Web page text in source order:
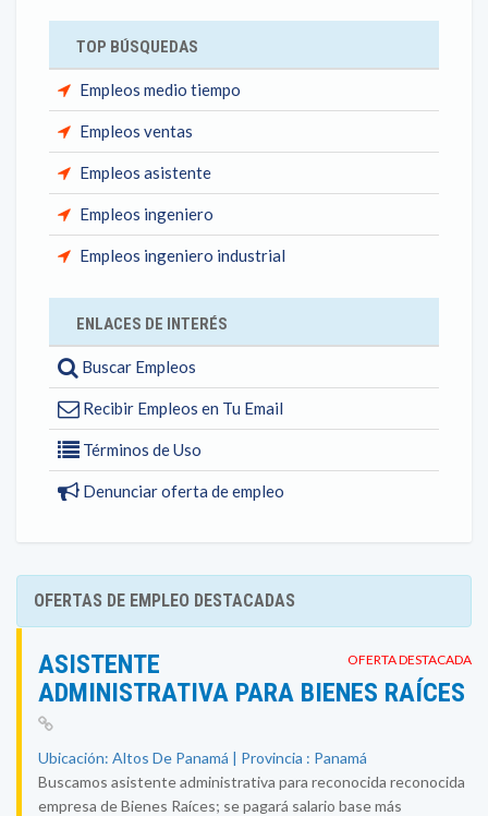
TOP BÚSQUEDAS
Empleos medio tiempo
Empleos ventas
Empleos asistente
Empleos ingeniero
Empleos ingeniero industrial
ENLACES DE INTERÉS
Buscar Empleos
Recibir Empleos en Tu Email
Términos de Uso
Denunciar oferta de empleo
OFERTAS DE EMPLEO DESTACADAS
OFERTA DESTACADA
ASISTENTE
ADMINISTRATIVA PARA BIENES RAÍCES
Ubicación: Altos De Panamá | Provincia : Panamá
Buscamos asistente administrativa para reconocida reconocida
empresa de Bienes Raíces; se pagará salario base más